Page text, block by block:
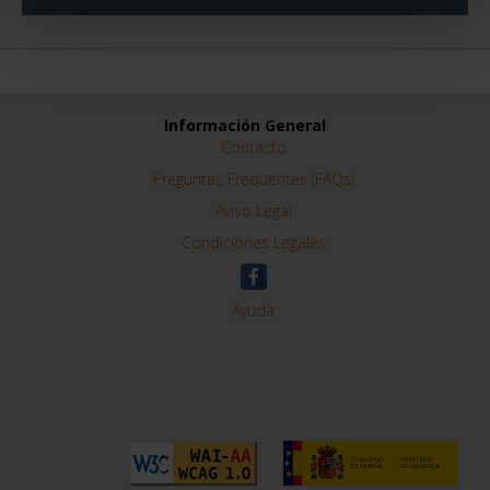
Información General
Contacto
Preguntas Frequentes (FAQs)
Aviso Legal
Condiciones Legales
Ayuda